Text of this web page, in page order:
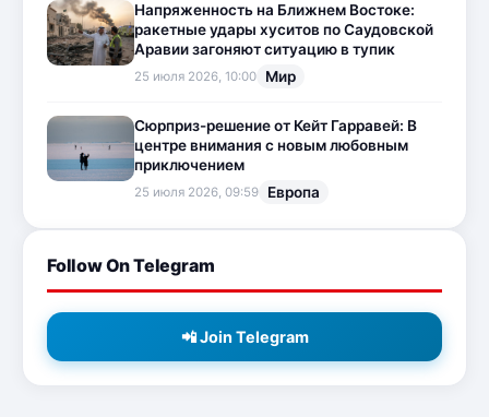
Напряженность на Ближнем Востоке:
ракетные удары хуситов по Саудовской
Аравии загоняют ситуацию в тупик
25 июля 2026, 10:00 Мир
Сюрприз-решение от Кейт Гарравей: В
центре внимания с новым любовным
приключением
25 июля 2026, 09:59 Европа
Follow On Telegram
📲 Join Telegram